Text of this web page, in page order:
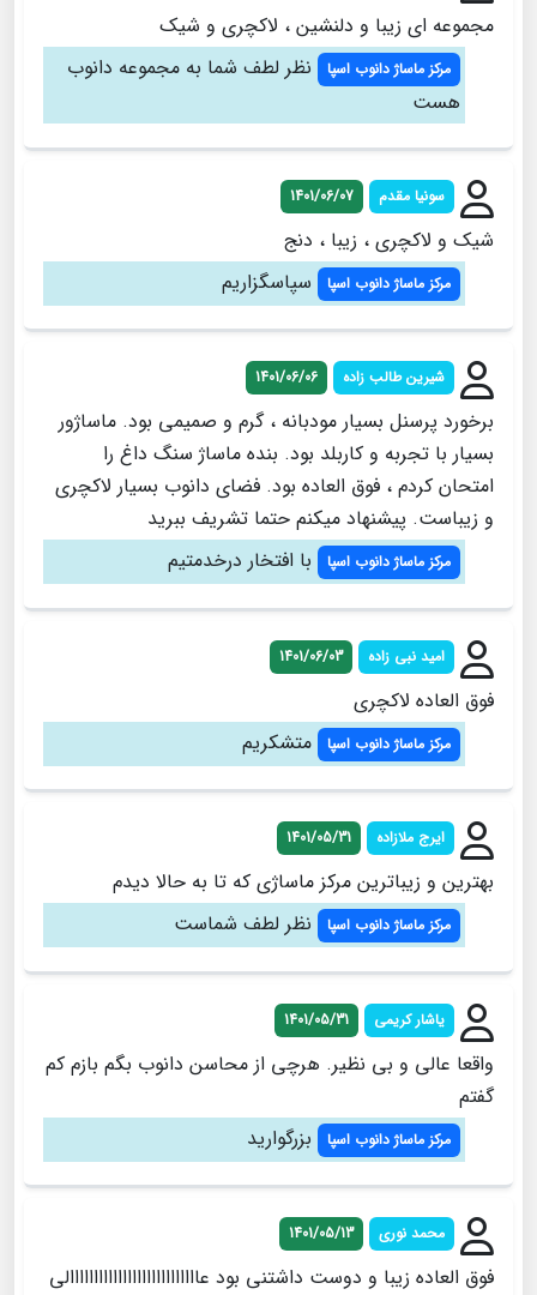
مجموعه ای زیبا و دلنشین ، لاکچری و شیک
مرکز ماساژ دانوب اسپا
نظر لطف شما به مجموعه دانوب
هست
سونیا مقدم 1401/06/07
شیک و لاکچری ، زیبا ، دنج
مرکز ماساژ دانوب اسپا سپاسگزاریم
شیرین طالب زاده 1401/06/06
برخورد پرسنل بسیار مودبانه ، گرم و صمیمی بود. ماساژور
بسیار با تجربه و کاربلد بود. بنده ماساژ سنگ داغ را
امتحان کردم ، فوق العاده بود. فضای دانوب بسیار لاکچری
و زیباست. پیشنهاد میکنم حتما تشریف ببرید
مرکز ماساژ دانوب اسپا با افتخار درخدمتیم
امید نبی زاده 1401/06/03
فوق العاده لاکچری
مرکز ماساژ دانوب اسپا متشکریم
ایرج ملازاده 1401/05/31
بهترین و زیباترین مرکز ماساژی که تا به حالا دیدم
مرکز ماساژ دانوب اسپا نظر لطف شماست
یاشار کریمی 1401/05/31
واقعا عالی و بی نظیر. هرچی از محاسن دانوب بگم بازم کم
گفتم
مرکز ماساژ دانوب اسپا بزرگوارید
محمد نوری 1401/05/13
فوق العاده زیبا و دوست داشتنی بود عااااااااااااااااااااااااااالی